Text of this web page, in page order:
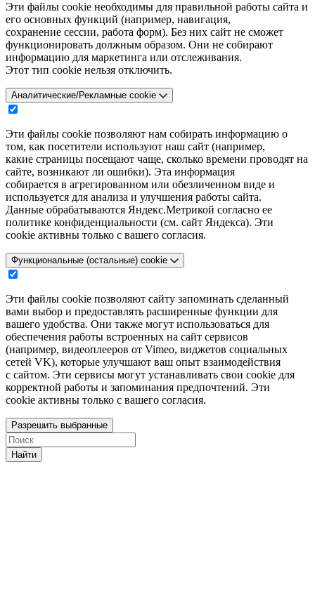
Эти файлы cookie необходимы для правильной работы сайта и
его основных функций (например, навигация,
сохранение сессии, работа форм). Без них сайт не сможет
функционировать должным образом. Они не собирают
информацию для маркетинга или отслеживания.
Этот тип cookie нельзя отключить.
Аналитические/Рекламные cookie
Эти файлы cookie позволяют нам собирать информацию о
том, как посетители используют наш сайт (например,
какие страницы посещают чаще, сколько времени проводят на
сайте, возникают ли ошибки). Эта информация
собирается в агрегированном или обезличенном виде и
используется для анализа и улучшения работы сайта.
Данные обрабатываются Яндекс.Метрикой согласно ее
политике конфиденциальности (см. сайт Яндекса). Эти
cookie активны только с вашего согласия.
Функциональные (остальные) cookie
Эти файлы cookie позволяют сайту запоминать сделанный
вами выбор и предоставлять расширенные функции для
вашего удобства. Они также могут использоваться для
обеспечения работы встроенных на сайт сервисов
(например, видеоплееров от Vimeo, виджетов социальных
сетей VK), которые улучшают ваш опыт взаимодействия
с сайтом. Эти сервисы могут устанавливать свои cookie для
корректной работы и запоминания предпочтений. Эти
cookie активны только с вашего согласия.
Разрешить выбранные
Найти